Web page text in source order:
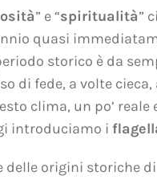
” e “spiritualità”
quasi
storico è da
di fede, a volte cieca,
clima, un po’ reale
introduciamo i
delle origini storiche